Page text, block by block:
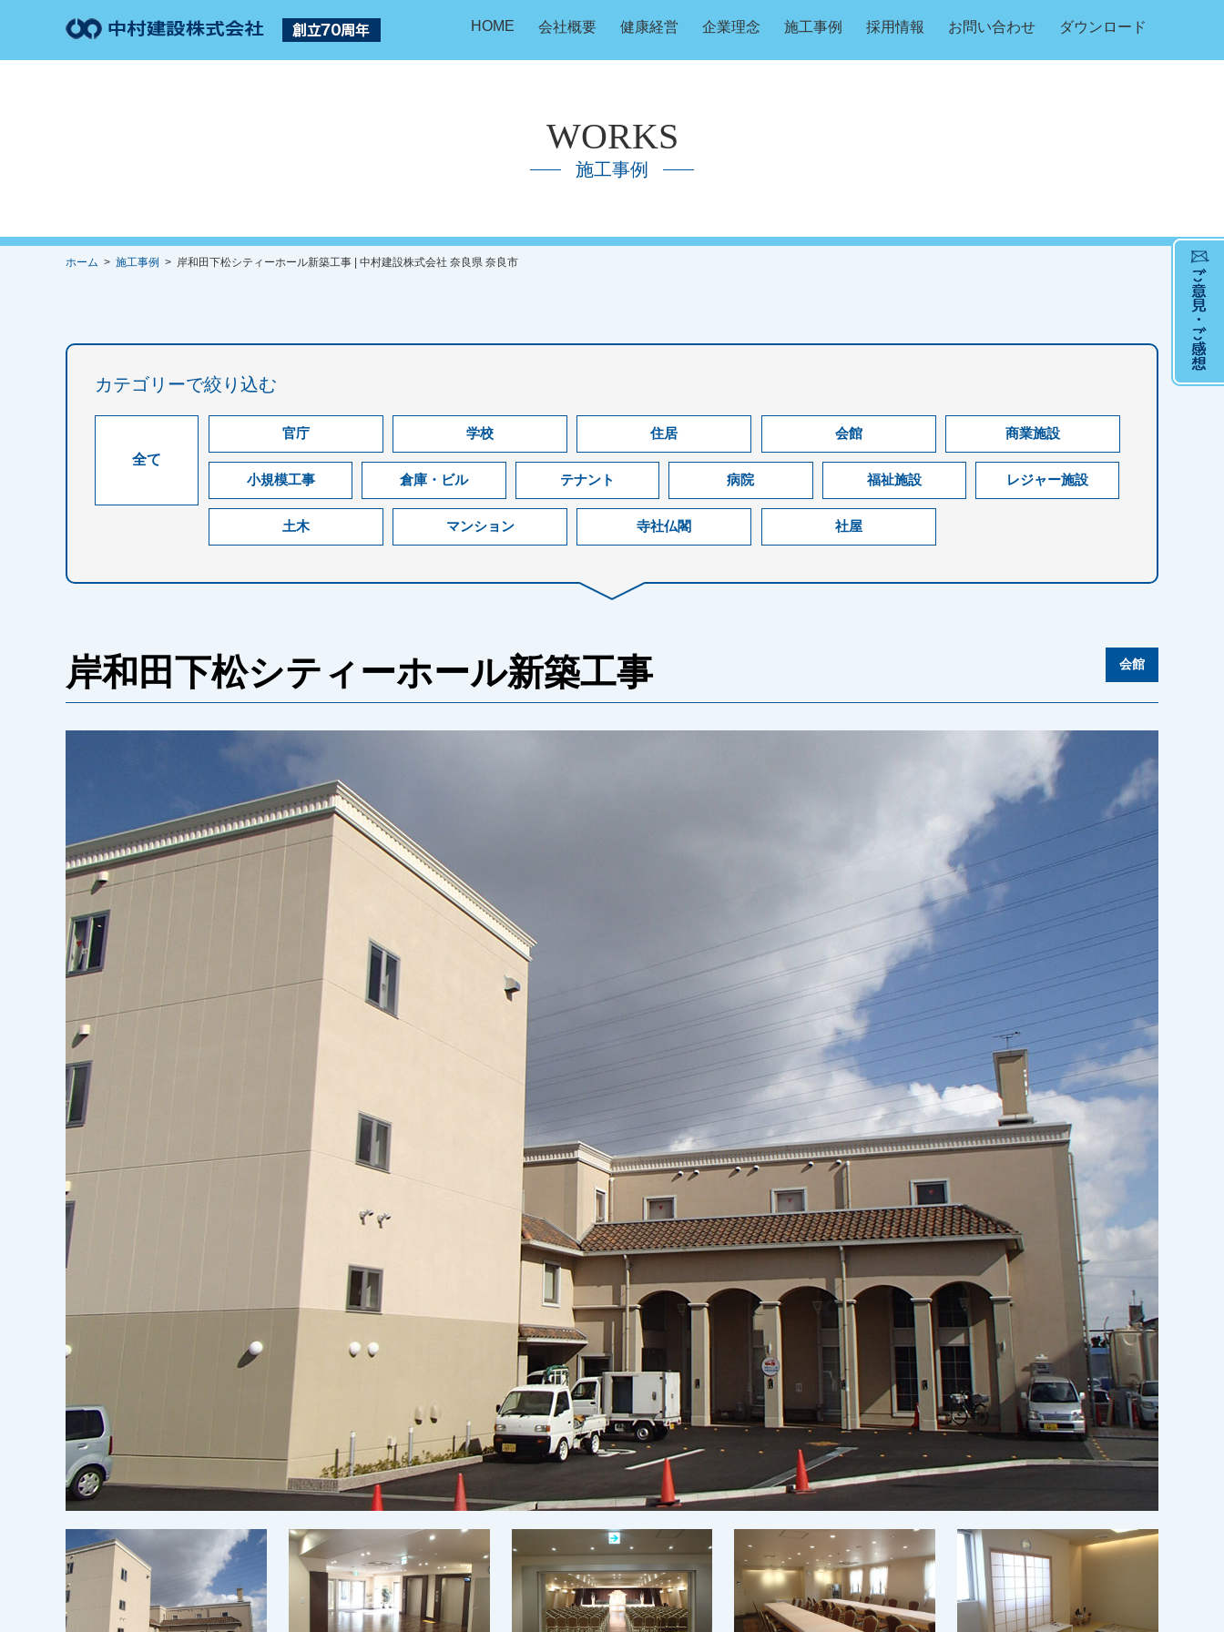
HOME 会社概要 健康経営 企業理念 施工事例 採用情報 お問い合わせ ダウンロード
WORKS
施工事例
ホーム > 施工事例 > 岸和田下松シティーホール新築工事 | 中村建設株式会社 奈良県 奈良市
カテゴリーで絞り込む
全て
官庁 学校 住居 会館 商業施設
小規模工事 倉庫・ビル テナント 病院 福祉施設 レジャー施設
土木 マンション 寺社仏閣 社屋
岸和田下松シティーホール新築工事 会館